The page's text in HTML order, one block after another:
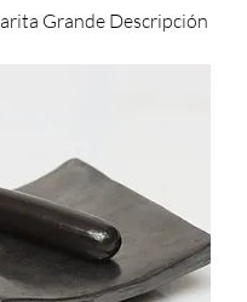
Grande Descripción